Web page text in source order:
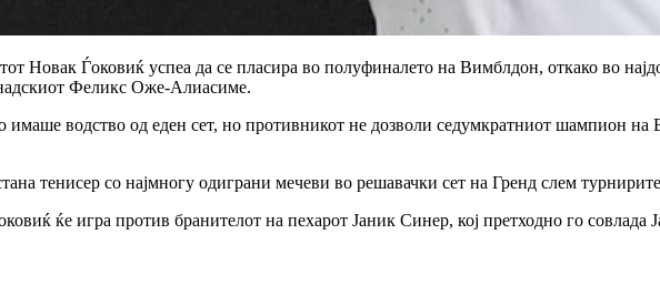
Новак Ѓоковиќ успеа да се пласира во полуфиналето на Вимблдон, откако во
Феликс Оже-Алиасиме.
имаше водство од еден сет, но противникот не дозволи седумкратниот шампион
тенисер со најмногу одиграни мечеви во решавачки сет на Гренд слем
ќе игра против бранителот на пехарот Јаник Синер, кој претходно го